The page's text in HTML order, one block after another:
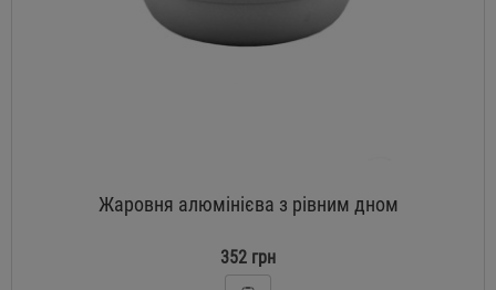
Жаровня алюмінієва з рівним дном
352 грн